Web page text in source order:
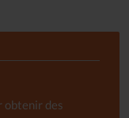
obtenir des